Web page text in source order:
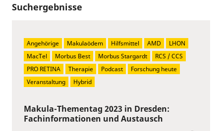
Suchergebnisse
Makula-Thementag 2023 in Dresden:
Fachinformationen und Austausch
Angehörige Makulaödem Hilfsmittel AMD
LHON
MacTel
Morbus Best Morbus Stargardt
RCS / CCS
PRO RETINA
Therapie Podcast
Forschung heute
Veranstaltung
Hybrid